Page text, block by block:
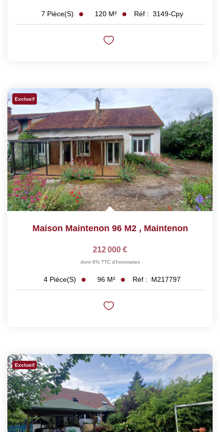
7 Pièce(s) 120 M² Réf : 3149-Cpy
Exclusif
Maison Maintenon 96 M2 , Maintenon
212 000 €
dont 6% TTC d'honoraires
4 Pièce(s) 96 M² Réf : M217797
Exclusif